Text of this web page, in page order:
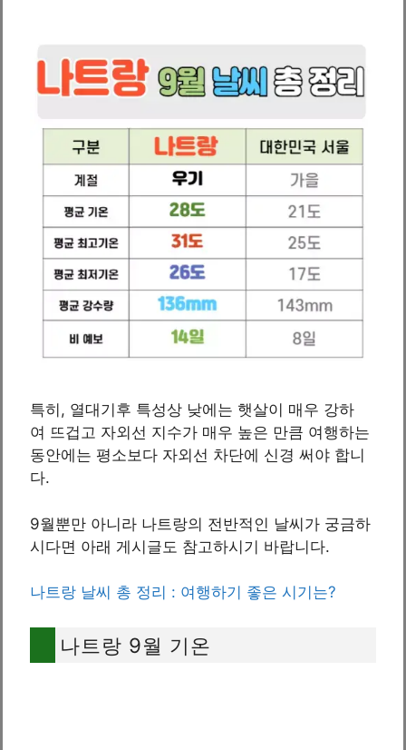
특히, 열대기후 특성상 낮에는 햇살이 매우 강하
여 뜨겁고 자외선 지수가 매우 높은 만큼 여행하는
동안에는 평소보다 자외선 차단에 신경 써야 합니
다.
9월뿐만 아니라 나트랑의 전반적인 날씨가 궁금하
시다면 아래 게시글도 참고하시기 바랍니다.
나트랑 날씨 총 정리 : 여행하기 좋은 시기는?
나트랑 9월 기온